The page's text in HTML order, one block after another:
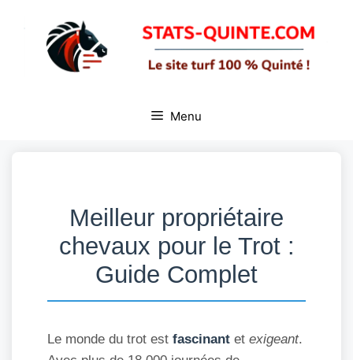
Menu
Meilleur propriétaire
chevaux pour le Trot :
Guide Complet
Le monde du trot est fascinant et exigeant.